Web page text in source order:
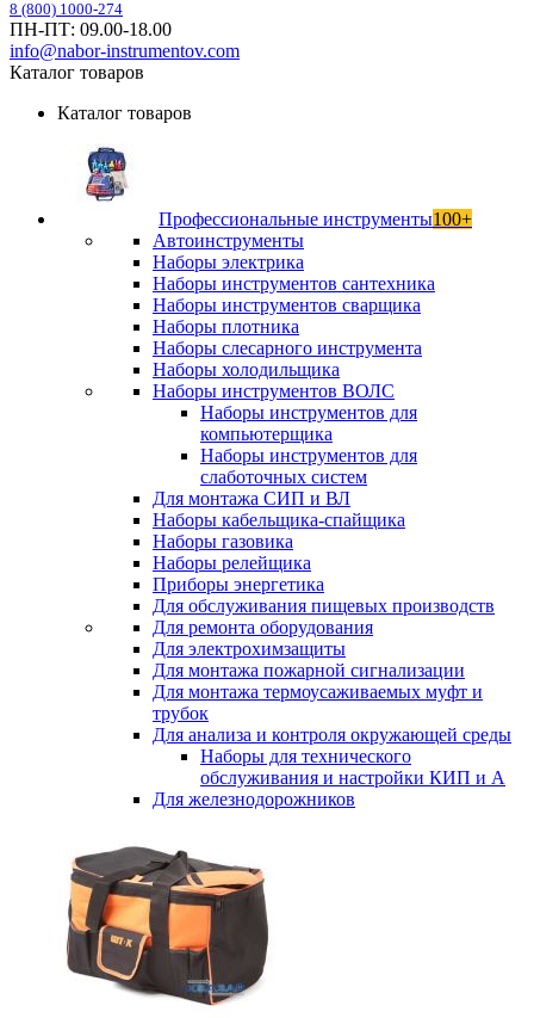
8 (800) 1000-274
ПН-ПТ: 09.00-18.00
info@nabor-instrumentov.com
Каталог товаров
Каталог товаров
Профессиональные инструменты100+
Автоинструменты
Наборы электрика
Наборы инструментов сантехника
Наборы инструментов сварщика
Наборы плотника
Наборы слесарного инструмента
Наборы холодильщика
Наборы инструментов ВОЛС
Наборы инструментов для
компьютерщика
Наборы инструментов для
слаботочных систем
Для монтажа СИП и ВЛ
Наборы кабельщика-спайщика
Наборы газовика
Наборы релейщика
Приборы энергетика
Для обслуживания пищевых производств
Для ремонта оборудования
Для электрохимзащиты
Для монтажа пожарной сигнализации
Для монтажа термоусаживаемых муфт и
трубок
Для анализа и контроля окружающей среды
Наборы для технического
обслуживания и настройки КИП и А
Для железнодорожников